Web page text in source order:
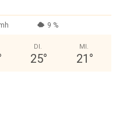
9 %
DI.
25°
MI.
21 °